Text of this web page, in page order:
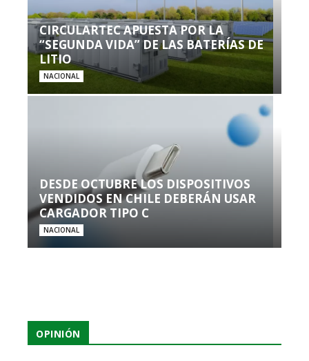
CIRCULARTEC APUESTA POR LA
“SEGUNDA VIDA” DE LAS BATERÍAS DE
LITIO
NACIONAL
DESDE OCTUBRE LOS DISPOSITIVOS
VENDIDOS EN CHILE DEBERÁN USAR
CARGADOR TIPO C
NACIONAL
OPINIÓN